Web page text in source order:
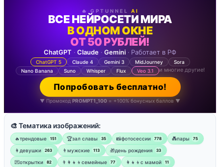
🔥 GPTUNNEL AI
ВСЕ НЕЙРОСЕТИ МИРА
В ОДНОМ ОКНЕ
ОТ 50 РУБЛЕЙ!
ChatGPT · Claude · Gemini · Работает в РФ
ChatGPT 5 Claude 4 Gemini 3 MidJourney
Sora
Nano Banana
Suno Whisper Flux Veo 3.1 и многие другие!
Попробовать бесплатно!
▼ Промокод PROMPT1_100 = +100% бонусных баллов ▼
🎨 Тематика изображений:
🔥трендовые 151 🏆зал славы 35 📸фотосессии 778 💑пары 75
👩девушки 263 👨мужские 113 🎁день рождения 33
💌открытки 82 👨‍👩‍👧‍👦семейные 77 👩‍👧‍👦с мамой 11